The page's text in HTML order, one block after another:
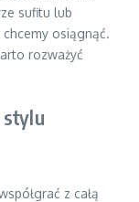
sufitu lub
osiągnąć.
rozważyć
stylu
z całą